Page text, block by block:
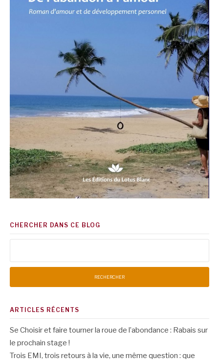
CHERCHER DANS CE BLOG
ARTICLES RÉCENTS
Se Choisir et faire tourner la roue de l’abondance : Rabais sur
le prochain stage !
Trois EMI, trois retours à la vie, une même question : que